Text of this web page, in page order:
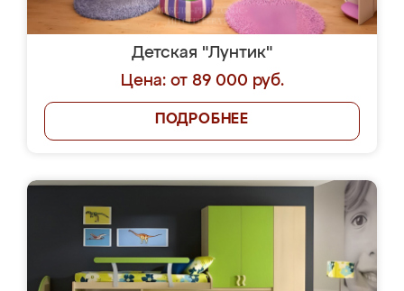
Детская "Лунтик"
Цена: от 89 000 руб.
ПОДРОБНЕЕ